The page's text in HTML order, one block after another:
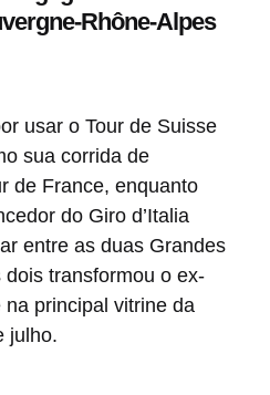
Rhône-Alpes
usar o Tour de Suisse
sua corrida de
de France, enquanto
do Giro d’Italia
entre as duas Grandes
dois transformou o ex-
principal vitrine da
julho.